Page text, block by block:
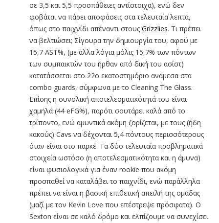
σε 3,5 και 5,5 προσπάθειες αντίστοιχα), ενώ δεν
φοβάται να πάρει αποφάσεις στα τελευταία λεπτά,
όπως στο παιχνίδι απέναντι στους Grizzlies. Τι πρέπει
να βελτιώσει; Σίγουρα την δημιουργία του, αφού με
15,7 AST%, (με άλλα λόγια μόλις 15,7% των πόντων
των συμπαικτών του ήρθαν από δική του ασίστ)
κατατάσσεται στο 22ο εκατοστημόριο ανάμεσα στα
combo guards, σύμφωνα με το Cleaning The Glass.
Επίσης η συνολική αποτελεσματικότητά του είναι
χαμηλά (44 eFG%), παρότι σουτάρει καλά από το
τρίποντο, ενώ αμυντικά ακόμη ζορίζεται, με τους (ήδη
κακούς) Cavs να δέχονται 5,4 πόντους περισσότερους
όταν είναι στο παρκέ. Τα δύο τελευταία προβληματικά
στοιχεία ωστόσο (η αποτελεσματικότητα και η άμυνα)
είναι φυσιολογικά για έναν rookie που ακόμη
προσπαθεί να καταλάβει το παιχνίδι, ενώ παράλληλα
πρέπει να είναι η βασική επιθετική απειλή της ομάδας
(μαζί με τον Kevin Love που επέστρεψε πρόσφατα). Ο
Sexton είναι σε καλό δρόμο και ελπίζουμε να συνεχίσει